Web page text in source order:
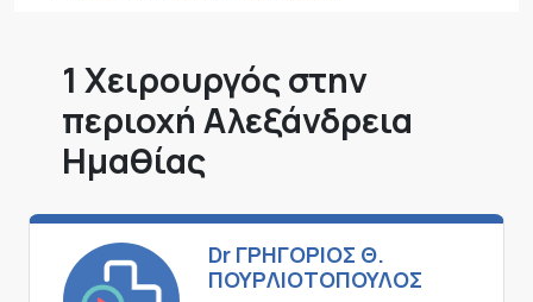
1 Χειρουργός στην
περιοχή Αλεξάνδρεια
Ημαθίας
Dr ΓΡΗΓΟΡΙΟΣ Θ.
ΠΟΥΡΛΙΟΤΟΠΟΥΛΟΣ